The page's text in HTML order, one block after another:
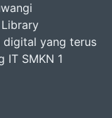
Library
digital yang terus
IT SMKN 1